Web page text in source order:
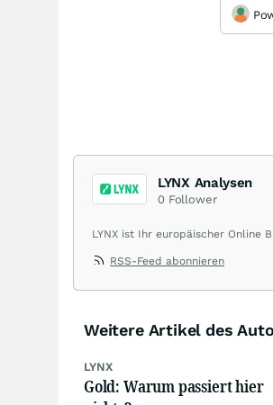
LYNX Analysen
0 Follower
LYNX ist Ihr europäischer Online
ausnahmslos günstigen Konditionen.
RSS-Feed abonnieren
Weitere Artikel des
LYNX
Gold: Warum passiert hier